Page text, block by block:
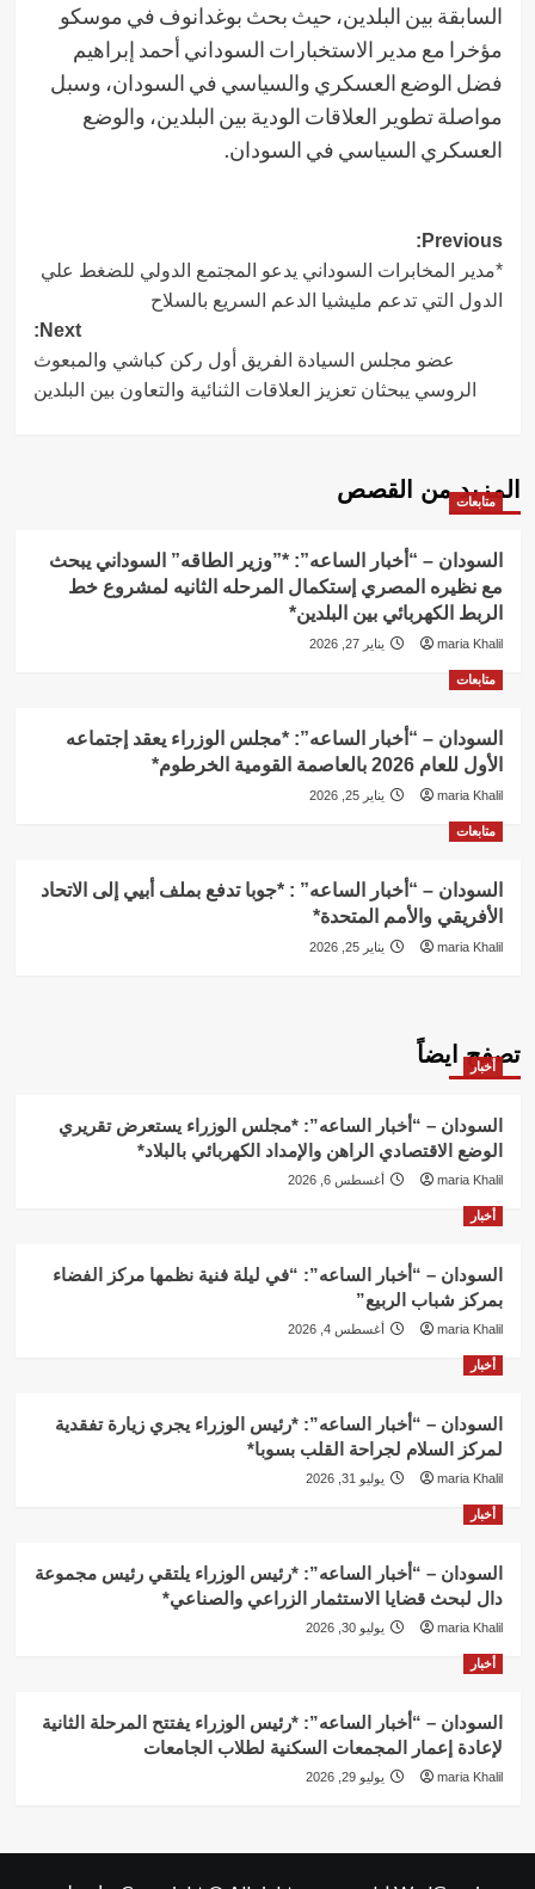
السابقة بين البلدين، حيث بحث بوغدانوف في موسكو
مؤخرا مع مدير الاستخبارات السوداني أحمد إبراهيم
فضل الوضع العسكري والسياسي في السودان، وسبل
مواصلة تطوير العلاقات الودية بين البلدين، والوضع
العسكري السياسي في السودان.
Post
navigation
Previous:
*مدير المخابرات السوداني يدعو المجتمع الدولي للضغط علي
الدول التي تدعم مليشيا الدعم السريع بالسلاح
Next:
عضو مجلس السيادة الفريق أول ركن كباشي والمبعوث
الروسي يبحثان تعزيز العلاقات الثنائية والتعاون بين البلدين
المزيد من القصص
متابعات
السودان – “أخبار الساعه”: *”وزير الطاقه” السوداني يبحث
مع نظيره المصري إستكمال المرحله الثانيه لمشروع خط
الربط الكهربائي بين البلدين*
maria Khalil يناير 27, 2026
متابعات
السودان – “أخبار الساعه”: *مجلس الوزراء يعقد إجتماعه
الأول للعام 2026 بالعاصمة القومية الخرطوم*
maria Khalil يناير 25, 2026
متابعات
السودان – “أخبار الساعه” : *جوبا تدفع بملف أبيي إلى الاتحاد
الأفريقي والأمم المتحدة*
maria Khalil يناير 25, 2026
تصفح ايضاً
أخبار
السودان – “أخبار الساعه”: *مجلس الوزراء يستعرض تقريري
الوضع الاقتصادي الراهن والإمداد الكهربائي بالبلاد*
maria Khalil أغسطس 6, 2026
أخبار
السودان – “أخبار الساعه”: “في ليلة فنية نظمها مركز الفضاء
بمركز شباب الربيع”
maria Khalil أغسطس 4, 2026
أخبار
السودان – “أخبار الساعه”: *رئيس الوزراء يجري زيارة تفقدية
لمركز السلام لجراحة القلب بسوبا*
maria Khalil يوليو 31, 2026
أخبار
السودان – “أخبار الساعه”: *رئيس الوزراء يلتقي رئيس مجموعة
دال لبحث قضايا الاستثمار الزراعي والصناعي*
maria Khalil يوليو 30, 2026
أخبار
السودان – “أخبار الساعه”: *رئيس الوزراء يفتتح المرحلة الثانية
لإعادة إعمار المجمعات السكنية لطلاب الجامعات
maria Khalil يوليو 29, 2026